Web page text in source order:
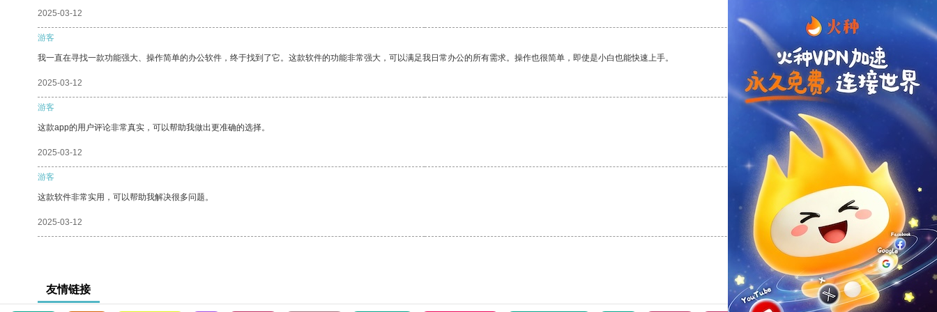
2025-03-12
游客
我一直在寻找一款功能强大、操作简单的办公软件，终于找到了它。这款软件的功能非常强大，可以满足我日常办公的所有需求。操作也很简单，即使是小白也能快速上手。
2025-03-12 支持 [0] 反对[0]
游客
这款app的用户评论非常真实，可以帮助我做出更准确的选择。
2025-03-12 支持[0] 反对
游客
这款软件非常实用，可以帮助我解决很多问题。
2025-03-12 支持[0] 反对[0]
友情链接